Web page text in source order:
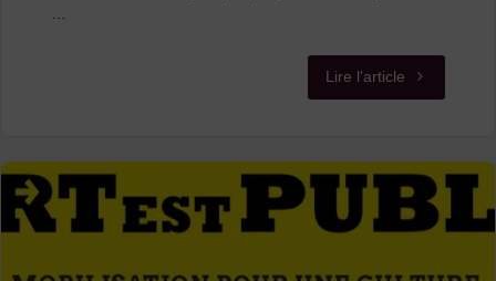
Lire l'article"Retour
le
festival